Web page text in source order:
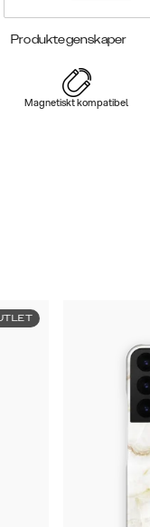
Produktegenskaper
Magnetiskt kompatibel